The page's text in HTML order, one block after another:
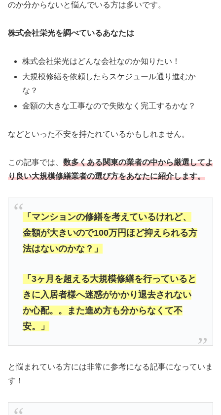
のか分からないと悩んでいる方は多いです。
株式会社栄光を調べているあなたは
株式会社栄光はどんな会社なのか知りたい！
大規模修繕を依頼したらスケジュール通り進むか
な？
金額の大きな工事なので失敗なく完工するかな？
などといった不安を持たれているかもしれません。
この記事では、 数多くある関東の業者の中から厳選してよ
り良い大規模修繕業者の選び方をあなたに紹介します。
「マンションの修繕を考えているけれど、
金額が大きいので100万円ほど抑えられる方
法はないのかな？」
「3ヶ月を超える大規模修繕を行っていると
きに入居者様へ迷惑がかかり退去されない
か心配。。また進め方も分からなくて不
安。」
と悩まれている方には非常に参考になる記事になっていま
す！